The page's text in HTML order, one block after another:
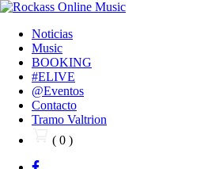
Noticias
Music
BOOKING
#ELIVE
@Eventos
Contacto
Tramo Valtrion
( 0 )